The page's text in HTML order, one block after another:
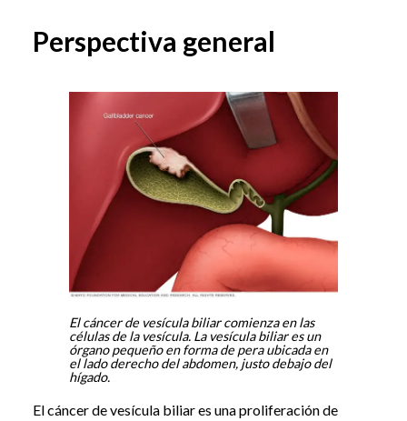
Perspectiva general
El cáncer de vesícula biliar comienza en las
células de la vesícula. La vesícula biliar es un
órgano pequeño en forma de pera ubicada en
el lado derecho del abdomen, justo debajo del
hígado.
El cáncer de vesícula biliar es una proliferación de